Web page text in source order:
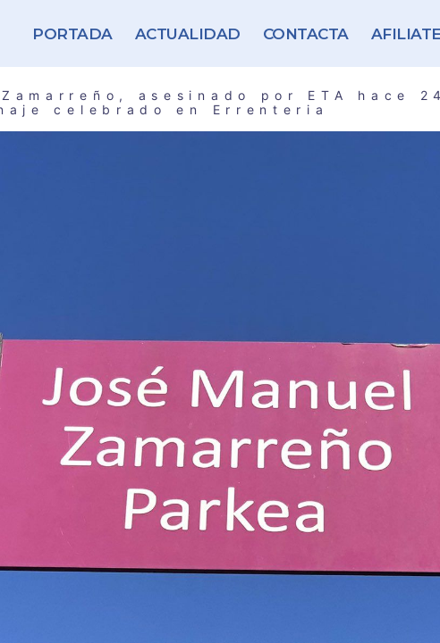
PORTADA ACTUALIDAD CONTACTA AFILIATE
asesinado por ETA hace
celebrado en Errenteria